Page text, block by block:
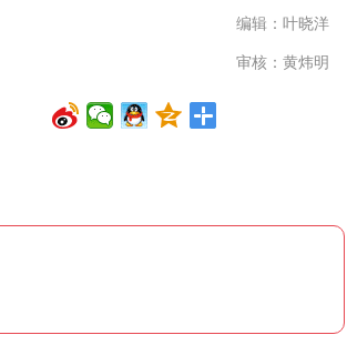
编辑：叶晓洋
审核：黄炜明